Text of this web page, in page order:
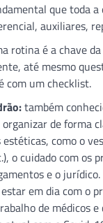
que toda a
auxiliares,
rotina é a chave
até mesmo
com um checklist.
também
de forma
como o
o cuidado com os
e o
em dia com o
de médicos